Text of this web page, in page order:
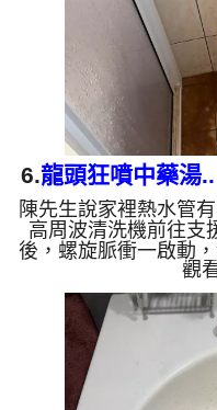
6.龍頭狂噴中藥湯
陳先生說家裡熱水管
高周波清洗機前往支
後，螺旋脈衝一啟動
變深，中藥湯從水龍
後，出水變乾淨熱水
需要定期「大掃除」
垢。不同的水質顏色
色（鐵鏽）： 管線老
見於地下水源。 綠色
觀